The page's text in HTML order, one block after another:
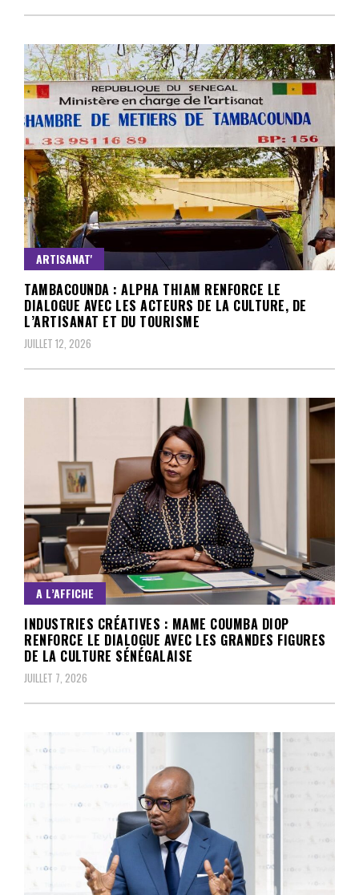
ARTISANAT'
TAMBACOUNDA : ALPHA THIAM RENFORCE LE
DIALOGUE AVEC LES ACTEURS DE LA CULTURE, DE
L’ARTISANAT ET DU TOURISME
JUILLET 12, 2026
A L’AFFICHE
INDUSTRIES CRÉATIVES : MAME COUMBA DIOP
RENFORCE LE DIALOGUE AVEC LES GRANDES FIGURES
DE LA CULTURE SÉNÉGALAISE
JUILLET 7, 2026